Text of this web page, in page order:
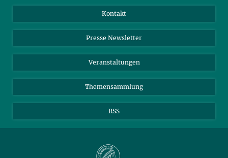
Meldestelle Fehlverhalten
TikTok
Instagram
YouTube
Kontakt
Presse Newsletter
Veranstaltungen
Themensammlung
RSS